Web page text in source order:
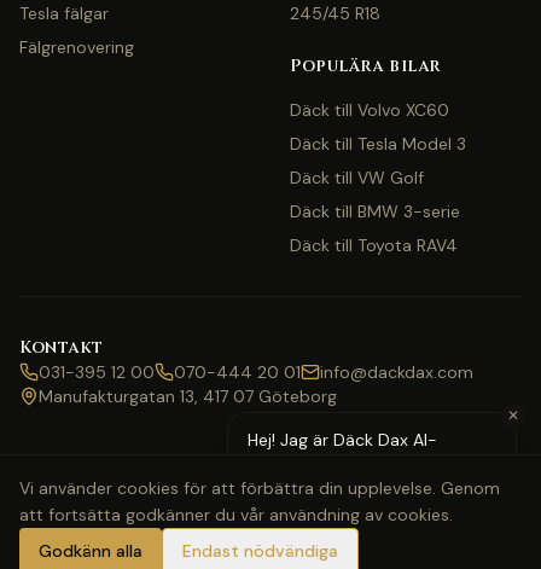
Tesla fälgar
Fälgrenovering
245/45 R18
Populära bilar
Däck till Volvo XC60
Däck till Tesla Model 3
Däck till VW Golf
Däck till BMW 3-serie
Däck till Toyota RAV4
Kontakt
031-395 12 00 070-444 20 01
info@dackdax.com
Manufakturgatan 13, 417 07 Göteborg
©2026Däck Dax. Alla rättigheter förbehållna.
WebbkartaKlarnaSwishVisaMastercard
✕
Hej! Jag är Däck Dax AI-
med pris eller bokning?
Vi använder cookies för att förbättra din upplevelse. Genom
att fortsätta godkänner du vår användning av cookies.
Godkänn alla
Endast nödvändiga